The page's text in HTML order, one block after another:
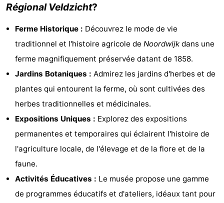
Spar
Noordduinen
Duinresort
Dunimar
-
Noordwijkse
Duinen
-
Parc
du
Soleil
Hôtels
Last
minutes
Plages
Voir
faire
Lieux
d'intérêt
Musées
Régional Veldzicht?
Ferme Historique : Découvrez le mode de vie
traditionnel et l'histoire agricole de Noordwijk dans une
ferme magnifiquement préservée datant de 1858.
Jardins Botaniques : Admirez les jardins d'herbes et de
plantes qui entourent la ferme, où sont cultivées des
herbes traditionnelles et médicinales.
Expositions Uniques : Explorez des expositions
permanentes et temporaires qui éclairent l'histoire de
l'agriculture locale, de l'élevage et de la flore et de la
faune.
Activités Éducatives : Le musée propose une gamme
de programmes éducatifs et d'ateliers, idéaux tant pour